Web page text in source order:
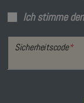
Ich stimme
Sicherheitscode*